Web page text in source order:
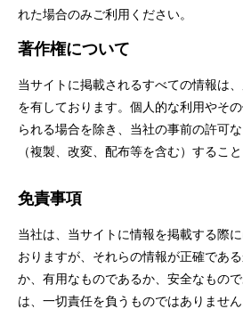
れた場合のみご利用ください。
著作権について
当サイトに掲載されるすべての情報は
を有しております。個人的な利用やそ
られる場合を除き、当社の事前の許可
（複製、改変、配布等を含む）するこ
免責事項
当社は、当サイトに情報を掲載する際
おりますが、それらの情報が正確であ
か、有用なものであるか、安全なもの
は、一切責任を負うものではありません